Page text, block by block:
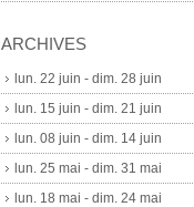
ARCHIVES
lun. 22 juin - dim. 28 juin
lun. 15 juin - dim. 21 juin
lun. 08 juin - dim. 14 juin
lun. 25 mai - dim. 31 mai
lun. 18 mai - dim. 24 mai